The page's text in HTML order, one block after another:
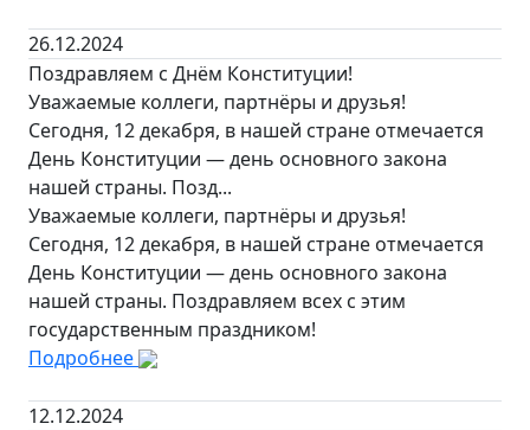
26.12.2024
Поздравляем с Днём Конституции!
Уважаемые коллеги, партнёры и друзья!
Сегодня, 12 декабря, в нашей стране отмечается
День Конституции — день основного закона
нашей страны. Позд...
Уважаемые коллеги, партнёры и друзья!
Сегодня, 12 декабря, в нашей стране отмечается
День Конституции — день основного закона
нашей страны. Поздравляем всех с этим
государственным праздником!
Подробнее
12.12.2024